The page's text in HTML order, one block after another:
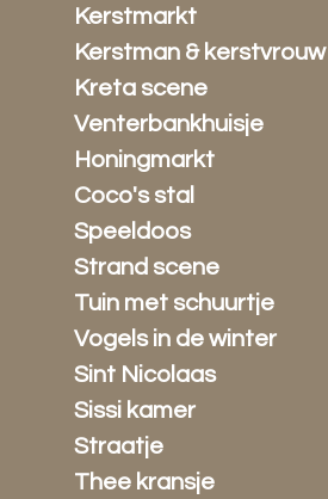
Kerstmarkt
Kerstman & kerstvrouw
Kreta scene
Venterbankhuisje
Honingmarkt
Coco's stal
Speeldoos
Strand scene
Tuin met schuurtje
Vogels in de winter
Sint Nicolaas
Sissi kamer
Straatje
Thee kransje